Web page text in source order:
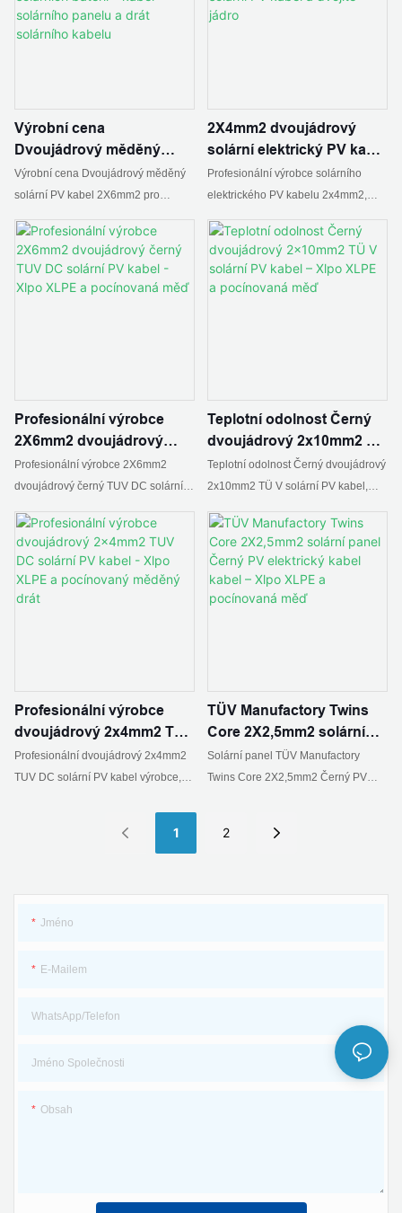
Jméno
E-Mailem
WhatsApp/telefon
Jméno Společnosti
Obsah
PNTECH TECHNOLOGY CO., LTD
kabel - ZHEJIANG PNTECH
Výrobní cena
Dvoujádrový měděný
solární fotovoltaický kabel
2X6mm2 pro panel
solárního panelu a drát
solárního kabelu
Výrobní cena Dvoujádrový měděný
solární PV kabel 2X6mm2 pro
podrobnosti a cenu o solárním
panelu Solární kabel Drát z
výrobního závodu Dvoujádrový
2X4mm2 dvoujádrový
solární elektrický PV kabel
Profesionální výrobce –
solární PV kabel a dvojité
Profesionální výrobce solárního
elektrického PV kabelu 2x4mm2,
kabelu Double Core od 2x4mm2
dvoujádrového solárního
elektrického PV kabelu profesionální
Profesionální výrobce
2X6mm2 dvoujádrový
černý TUV DC solární PV
kabel - Xlpo XLPE a
Profesionální výrobce 2X6mm2
dvoujádrový černý TUV DC solární
cenu Xlpo XLPE pocínovaná měď od
profesionálního výrobce 2X6mm2
dvoujádrový černý TUV DC solární
PV kabel - ZHEJIANG PNTECH
Teplotní odolnost Černý
dvoujádrový 2x10mm2 TÜ
V solární PV kabel – Xlpo
XLPE a pocínovaná měď
Teplotní odolnost Černý dvoujádrový
2x10mm2 TÜ V solární PV kabel,
XLPE pocínovaná měď od Teplotní
odolnost Černý dvoujádrový
2X10mm2 TÜ V solární PV kabel -
ZHEJIANG PNTECH TECHNOLOGY
Profesionální výrobce
dvoujádrový 2x4mm2 TUV
DC solární PV kabel - Xlpo
XLPE a pocínovaný
Profesionální dvoujádrový 2x4mm2
TUV DC solární PV kabel výrobce,
profesionálního výrobce
TÜV Manufactory Twins
Core 2X2,5mm2 solární
panel Černý PV elektrický
kabel kabel – Xlpo XLPE a
Solární panel TÜV Manufactory
Twins Core 2X2,5mm2 Černý PV
měď od TÜ V Manufactory Twins
1 2